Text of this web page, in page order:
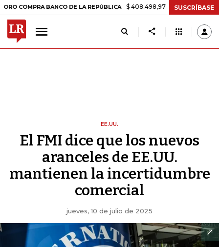
BANCO DE LA REPÚBLICA $ 408.498,97 +$ 8.753,81 +2,19%
SUSCRÍBASE
EE.UU.
El FMI dice que los nuevos
aranceles de EE.UU.
mantienen la incertidumbre
comercial
jueves, 10 de julio de 2025